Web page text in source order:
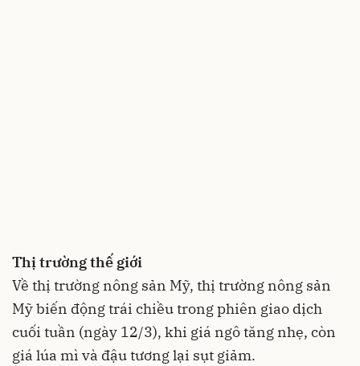
Thị trường thế giới
Về thị trường nông sản Mỹ, thị trường nông sản
Mỹ biến động trái chiều trong phiên giao dịch
cuối tuần (ngày 12/3), khi giá ngô tăng nhẹ, còn
giá lúa mì và đậu tương lại sụt giảm.